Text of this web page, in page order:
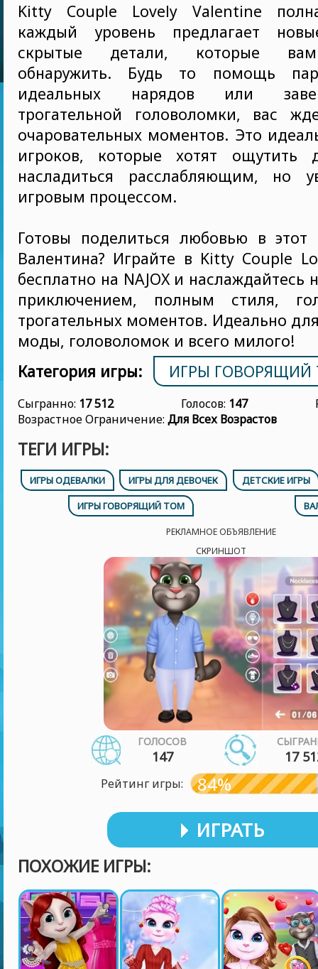
Kitty Couple Lovely Valentine
каждый уровень предлагает
скрытые детали, которые
обнаружить. Будь то помощь
идеальных нарядов или
трогательной головоломки, вас
очаровательных моментов. Это
игроков, которые хотят
насладиться расслабляющим, но
игровым процессом.
Готовы поделиться любовью в этот
Валентина? Играйте в Kitty Couple
бесплатно на NAJOX и
приключением, полным стиля,
трогательных моментов. Идеально
моды, головоломок и всего милого!
Категория игры:
ИГРЫ ГОВОРЯЩИЙ
Сыгранно: 17 512 Голосов: 147
Возрастное Ограничение: Для Всех Возрастов
ТЕГИ ИГРЫ:
ИГРЫ ОДЕВАЛКИ ИГРЫ ДЛЯ ДЕВОЧЕК
ДЕТСКИЕ ИГРЫ
ИГРЫ ГОВОРЯЩИЙ ТОМ
РЕКЛАМНОЕ ОБЪЯВЛЕНИЕ
СКРИНШОТ
ГОЛОСОВ
147 17
Рейтинг игры: 84%
ИГРАТЬ
ПОХОЖИЕ ИГРЫ: